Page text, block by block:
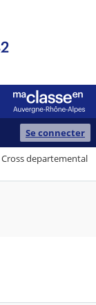
Se connecter
Cross departemental